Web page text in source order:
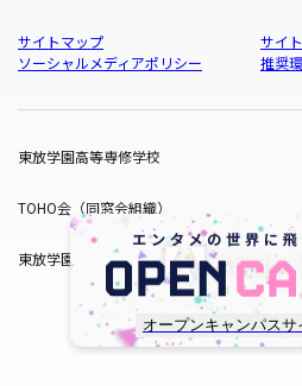
オープンキャンパスサ
サイトマップ
サイ
ソーシャルメディアポリシー
推奨
東放学園高等専修学校
TOHO会（同窓会組織）
東放学園サービス
copyright © TOHO GAKUEN